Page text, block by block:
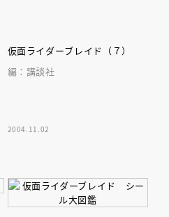
仮面ライダーブレイド（７）
編：講談社
2004.11.02